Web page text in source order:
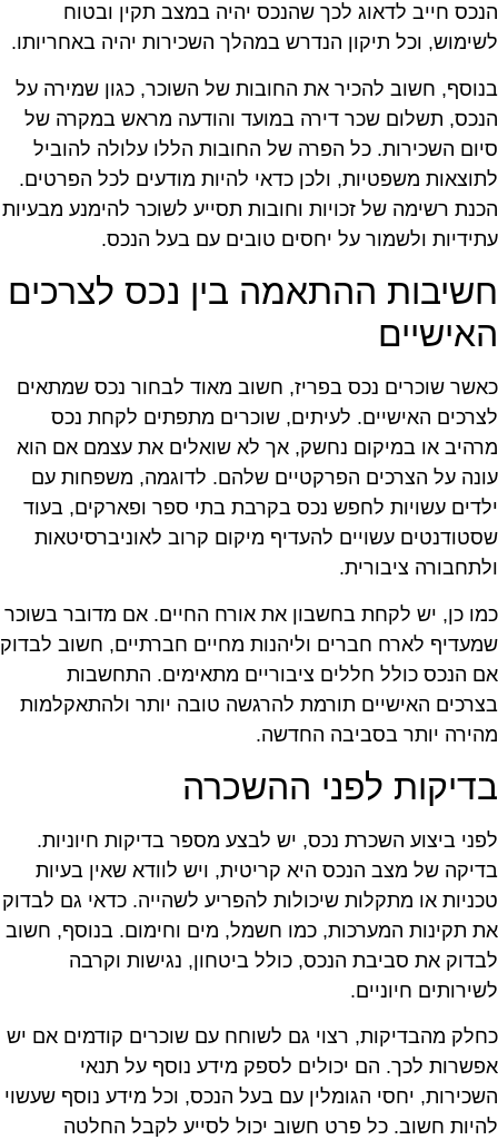
חייב לדאוג לכך שהנכס יהיה במצב תקין ובטוח
וכל תיקון הנדרש במהלך השכירות יהיה באחריותו.
חשוב להכיר את החובות של השוכר, כגון שמירה על
תשלום שכר דירה במועד והודעה מראש במקרה של
השכירות. כל הפרה של החובות הללו עלולה להוביל
משפטיות, ולכן כדאי להיות מודעים לכל הפרטים.
רשימה של זכויות וחובות תסייע לשוכר להימנע מבעיות
ולשמור על יחסים טובים עם בעל הנכס.
ההתאמה בין נכס לצרכים
שוכרים נכס בפריז, חשוב מאוד לבחור נכס שמתאים
האישיים. לעיתים, שוכרים מתפתים לקחת נכס
או במיקום נחשק, אך לא שואלים את עצמם אם הוא
על הצרכים הפרקטיים שלהם. לדוגמה, משפחות עם
עשויות לחפש נכס בקרבת בתי ספר ופארקים, בעוד
עשויים להעדיף מיקום קרוב לאוניברסיטאות
ציבורית.
כן, יש לקחת בחשבון את אורח החיים. אם מדובר בשוכר
לארח חברים וליהנות מחיים חברתיים, חשוב לבדוק
הנכס כולל חללים ציבוריים מתאימים. התחשבות
האישיים תורמת להרגשה טובה יותר ולהתאקלמות
יותר בסביבה החדשה.
לפני ההשכרה
ביצוע השכרת נכס, יש לבצע מספר בדיקות חיוניות.
של מצב הנכס היא קריטית, ויש לוודא שאין בעיות
או מתקלות שיכולות להפריע לשהייה. כדאי גם לבדוק
תקינות המערכות, כמו חשמל, מים וחימום. בנוסף, חשוב
את סביבת הנכס, כולל ביטחון, נגישות וקרבה
חיוניים.
מהבדיקות, רצוי גם לשוחח עם שוכרים קודמים אם יש
לכך. הם יכולים לספק מידע נוסף על תנאי
יחסי הגומלין עם בעל הנכס, וכל מידע נוסף שעשוי
חשוב. כל פרט חשוב יכול לסייע לקבל החלטה